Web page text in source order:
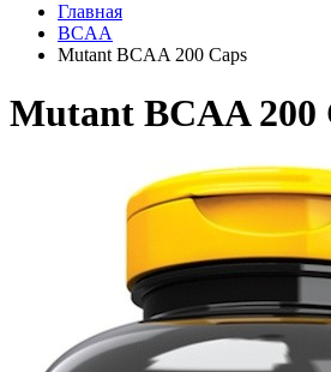
Главная
BCAA
Mutant BCAA 200 Caps
Mutant BCAA 200